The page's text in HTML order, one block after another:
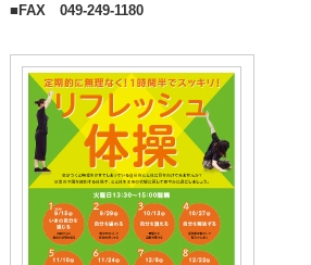
■ FAX 049-249-1180